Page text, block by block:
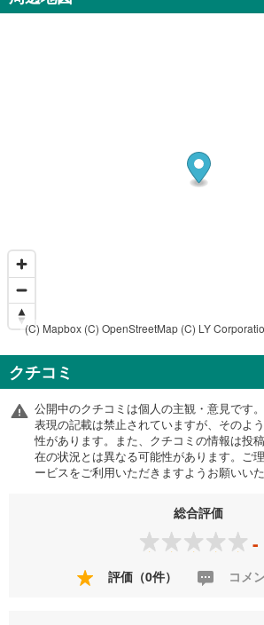
(C) Mapbox (C) OpenStreetMap (C) LY
クチコミ
公開中のクチコミは個人の主観・意見です
表現の記載は禁止されていますが、そのよ
性があります。また、クチコミの情報は投
在の状況とは異なる可能性があります。ご
ービスをご利用いただきますようお願いいた
総合評価
-
評価（0件） コメ